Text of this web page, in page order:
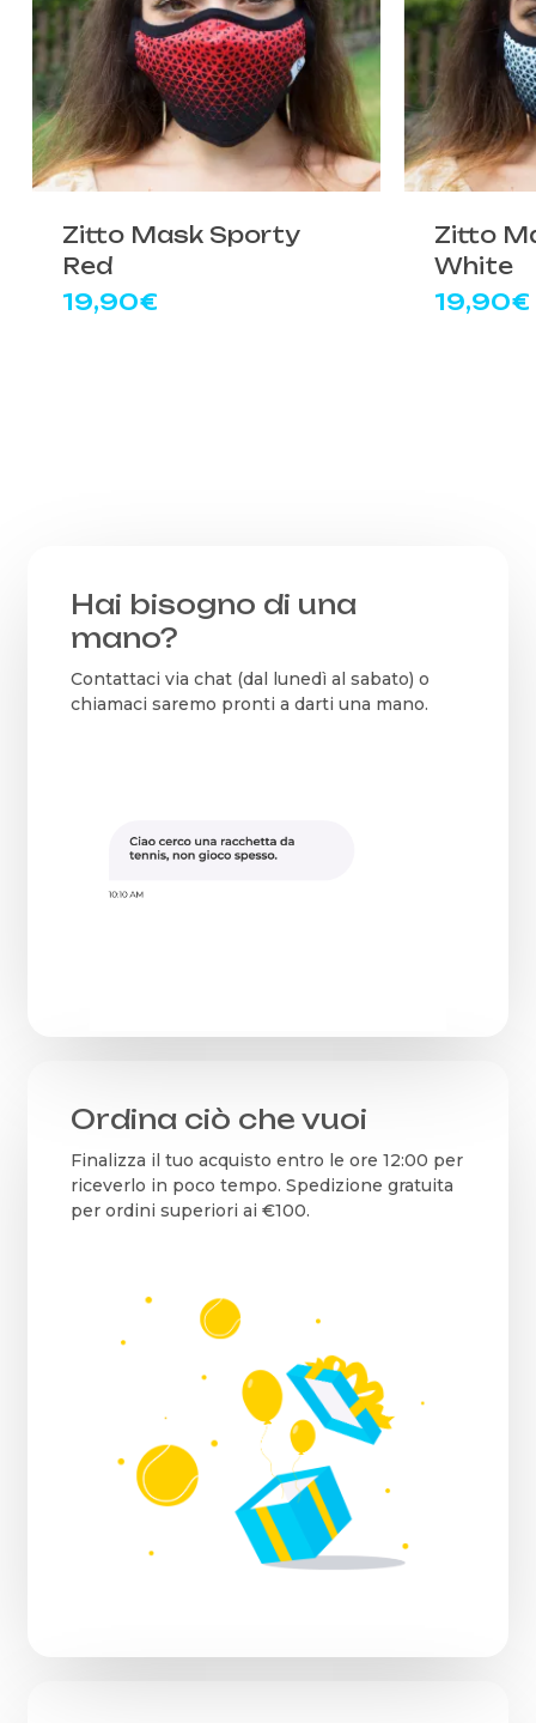
Zitto Mask Sporty
Red
19,90€
Zitto
White
19,90€
Hai bisogno di una
mano?
Contattaci via chat (dal lunedì al sabato) o
chiamaci saremo pronti a darti una mano.
Ordina ciò che vuoi
Finalizza il tuo acquisto entro le ore 12:00 per
riceverlo in poco tempo. Spedizione gratuita
per ordini superiori ai €100.